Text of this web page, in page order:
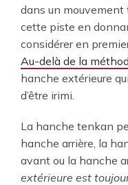
dans un mouvement
cette piste en
considérer en
Au-delà de la
hanche extérieure
d’être irimi.
La hanche tenkan
hanche arrière, la
avant ou la hanche
extérieure est